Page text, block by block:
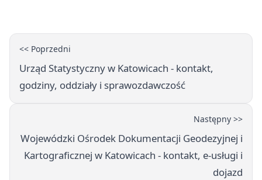
<< Poprzedni
Urząd Statystyczny w Katowicach - kontakt,
godziny, oddziały i sprawozdawczość
Następny >>
Wojewódzki Ośrodek Dokumentacji Geodezyjnej i
Kartograficznej w Katowicach - kontakt, e-usługi i
dojazd